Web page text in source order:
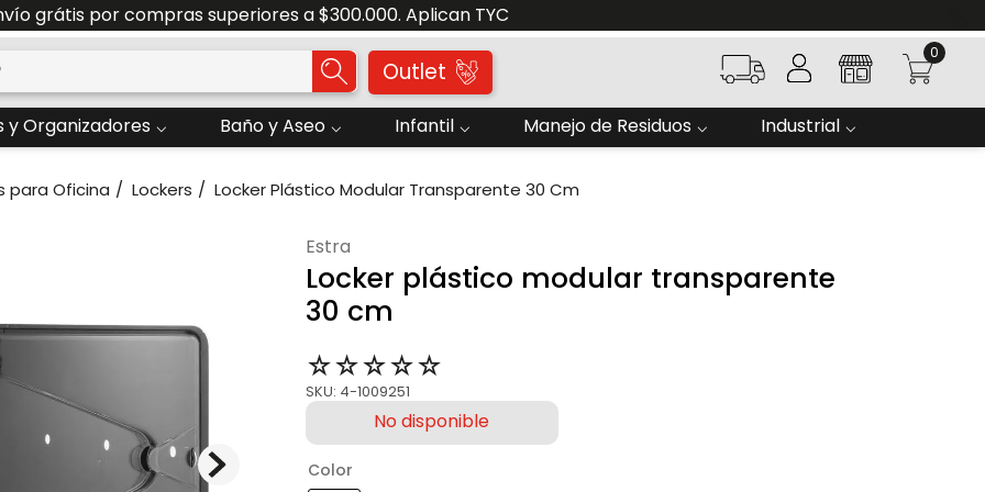
grátis por compras superiores a $300.000. Aplican TYC
Outlet
0
y Organizadores Baño y Aseo Infantil Manejo de Residuos Industrial
para Oficina Lockers Locker Plástico Modular Transparente 30 Cm
estra
Locker plástico modular transparente
30 cm
☆☆☆☆☆
SKU: 4-1009251
Color